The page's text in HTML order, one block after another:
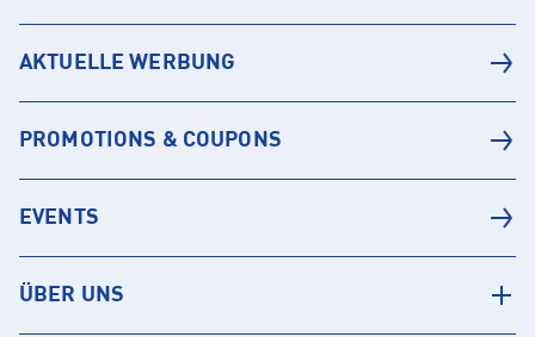
AKTUELLE WERBUNG
PROMOTIONS & COUPONS
EVENTS
ÜBER UNS